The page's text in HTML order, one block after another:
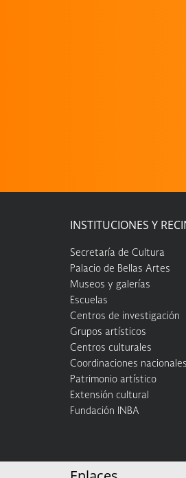
INSTITUCIONES Y
Secretaría de Cultura
Palacio de Bellas Artes
Museos y galerías
Escuelas
Centros de investigación
Grupos artísticos
Centros culturales
Coordinaciones nacionales
Patrimonio artístico
Extensión cultural
Fundación INBA